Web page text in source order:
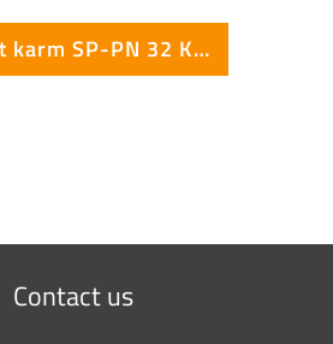
Rund let karm SP-PN 32 KL 2,5T . 315 mm
Contact us